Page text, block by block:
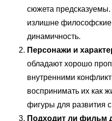
сюжета предсказуемы.
излишне
динамичность.
Персонажи и
обладают хорошо
внутренними
воспринимать их как
фигуры для развития
Подходит ли фильм